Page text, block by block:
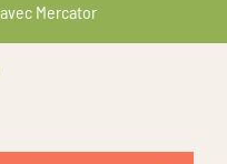
Mercator